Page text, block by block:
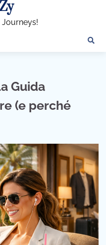
Journeys!
Guida
(e perché